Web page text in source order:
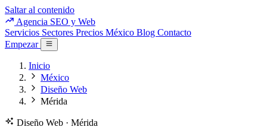
Saltar al contenido
Agencia SEO y Web
Servicios Sectores Precios México Blog Contacto
Empezar
Inicio
México
Diseño Web
Mérida
Diseño Web · Mérida